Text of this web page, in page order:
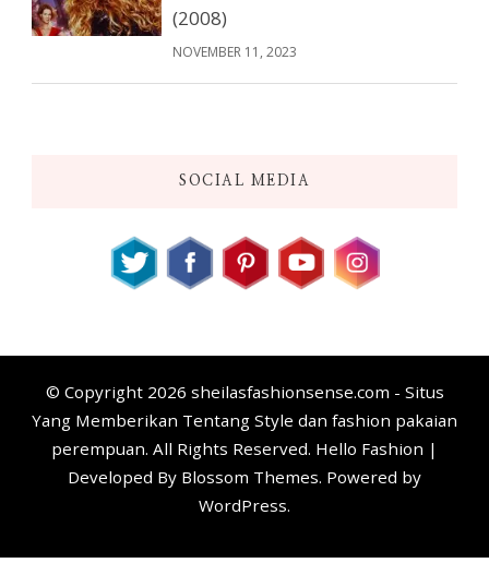
(2008)
NOVEMBER 11, 2023
SOCIAL MEDIA
© Copyright 2026 sheilasfashionsense.com - Situs
Yang Memberikan Tentang Style dan fashion pakaian
perempuan. All Rights Reserved. Hello Fashion |
Developed By Blossom Themes. Powered by
WordPress.